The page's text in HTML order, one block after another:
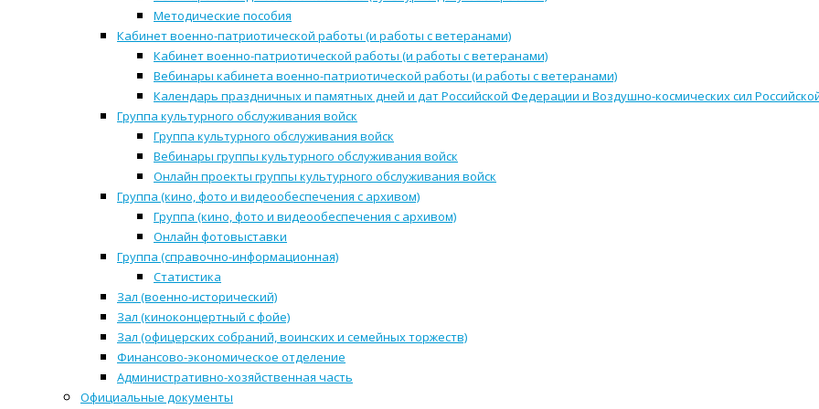
Методические пособия
Кабинет военно-патриотической работы (и работы с ветеранами)
Кабинет военно-патриотической работы (и работы с ветеранами)
Вебинары кабинета военно-патриотической работы (и работы с ветеранами)
Календарь праздничных и памятных дней и дат Российской Федерации и Воздушно-космических сил
Группа культурного обслуживания войск
Группа культурного обслуживания войск
Вебинары группы культурного обслуживания войск
Онлайн проекты группы культурного обслуживания войск
Группа (кино, фото и видеообеспечения с архивом)
Группа (кино, фото и видеообеспечения с архивом)
Онлайн фотовыставки
Группа (справочно-информационная)
Статистика
Зал (военно-исторический)
Зал (киноконцертный с фойе)
Зал (офицерских собраний, воинских и семейных торжеств)
Финансово-экономическое отделение
Административно-хозяйственная часть
Официальные документы